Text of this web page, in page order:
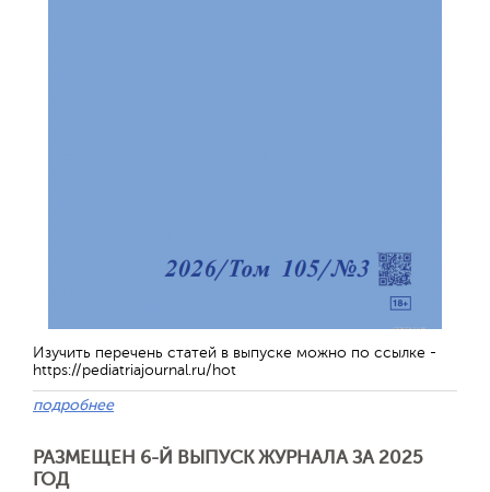
Изучить перечень статей в выпуске можно по ссылке -
https://pediatriajournal.ru/hot
подробнее
РАЗМЕЩЕН 6-Й ВЫПУСК ЖУРНАЛА ЗА 2025
ГОД
Обратная